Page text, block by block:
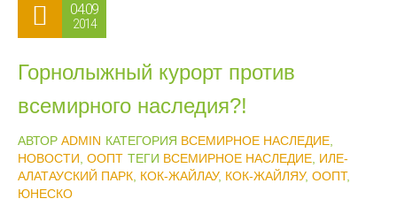
04.09
2014
Горнолыжный курорт против
всемирного наследия?!
АВТОР ADMIN КАТЕГОРИЯ ВСЕМИРНОЕ НАСЛЕДИЕ
НОВОСТИ ООПТ ТЕГИ ВСЕМИРНОЕ НАСЛЕДИЕ ИЛЕ-
АЛАТАУСКИЙ ПАРК КОК-ЖАЙЛАУ, КОК-ЖАЙЛЯУ, ООПТ,
ЮНЕСКО